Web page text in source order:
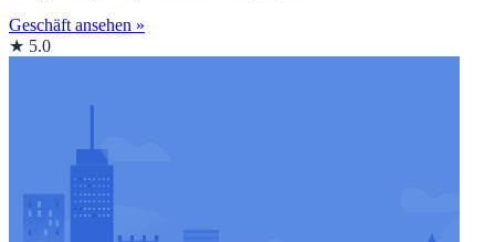
Geschäft ansehen »
★ 5.0